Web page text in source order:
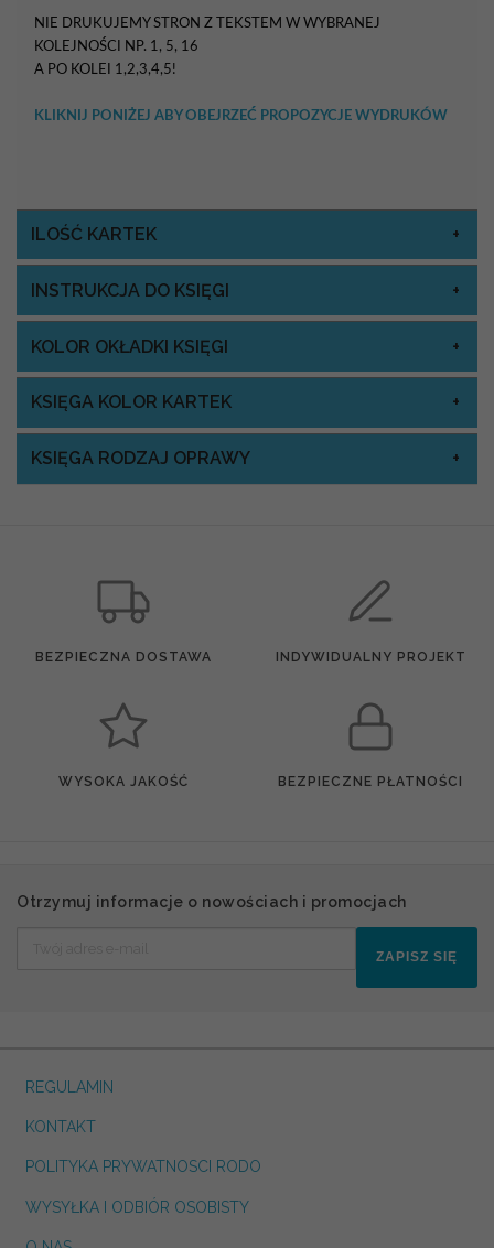
NIE DRUKUJEMY STRON Z TEKSTEM W WYBRANEJ
KOLEJNOŚCI NP. 1, 5, 16
A PO KOLEI 1,2,3,4,5!
KLIKNIJ PONIŻEJ ABY OBEJRZEĆ PROPOZYCJE WYDRUKÓW
ILOŚĆ KARTEK
INSTRUKCJA DO KSIĘGI
KOLOR OKŁADKI KSIĘGI
KSIĘGA KOLOR KARTEK
KSIĘGA RODZAJ OPRAWY
BEZPIECZNA DOSTAWA INDYWIDUALNY PROJEKT
WYSOKA JAKOŚĆ BEZPIECZNE PŁATNOŚCI
Otrzymuj informacje o nowościach i promocjach
ZAPISZ SIĘ
REGULAMIN
KONTAKT
POLITYKA PRYWATNOSCI RODO
WYSYŁKA I ODBIÓR OSOBISTY